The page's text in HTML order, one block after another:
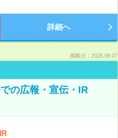
詳細へ
掲載日：2026.08.07
の広報・宣伝・IR